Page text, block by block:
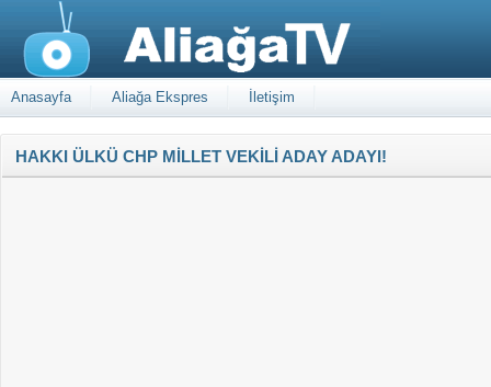
Anasayfa Aliağa Ekspres İletişim
HAKKI ÜLKÜ CHP MİLLET VEKİLİ ADAY ADAYI!